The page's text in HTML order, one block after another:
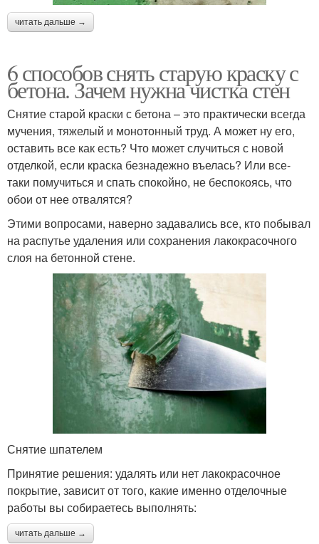
читать дальше →
6 способов снять старую краску с
бетона. Зачем нужна чистка стен
Снятие старой краски с бетона – это практически всегда
мучения, тяжелый и монотонный труд. А может ну его,
оставить все как есть? Что может случиться с новой
отделкой, если краска безнадежно въелась? Или все-
таки помучиться и спать спокойно, не беспокоясь, что
обои от нее отвалятся?
Этими вопросами, наверно задавались все, кто побывал
на распутье удаления или сохранения лакокрасочного
слоя на бетонной стене.
Снятие шпателем
Принятие решения: удалять или нет лакокрасочное
покрытие, зависит от того, какие именно отделочные
работы вы собираетесь выполнять:
читать дальше →